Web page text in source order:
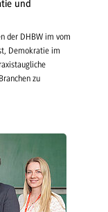
und
der DHBW im vom
Demokratie im
zu